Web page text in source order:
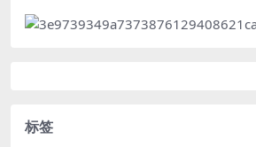
标签